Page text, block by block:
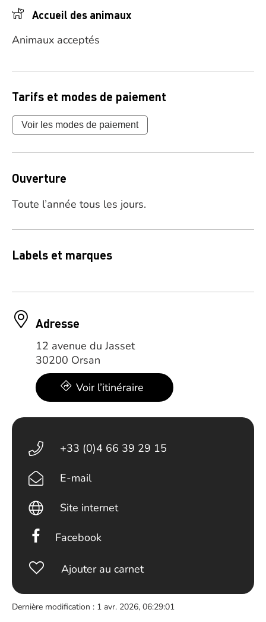
Accueil des animaux
Animaux acceptés
Tarifs et modes de paiement
Voir les modes de paiement
Ouverture
Toute l’année tous les jours.
Labels et marques
Adresse
12 avenue du Jasset
30200 Orsan
Voir l’itinéraire
+33 (0)4 66 39 29 15
E-mail
Site internet
Facebook
Ajouter au carnet
Dernière modification : 1 avr. 2026, 06:29:01